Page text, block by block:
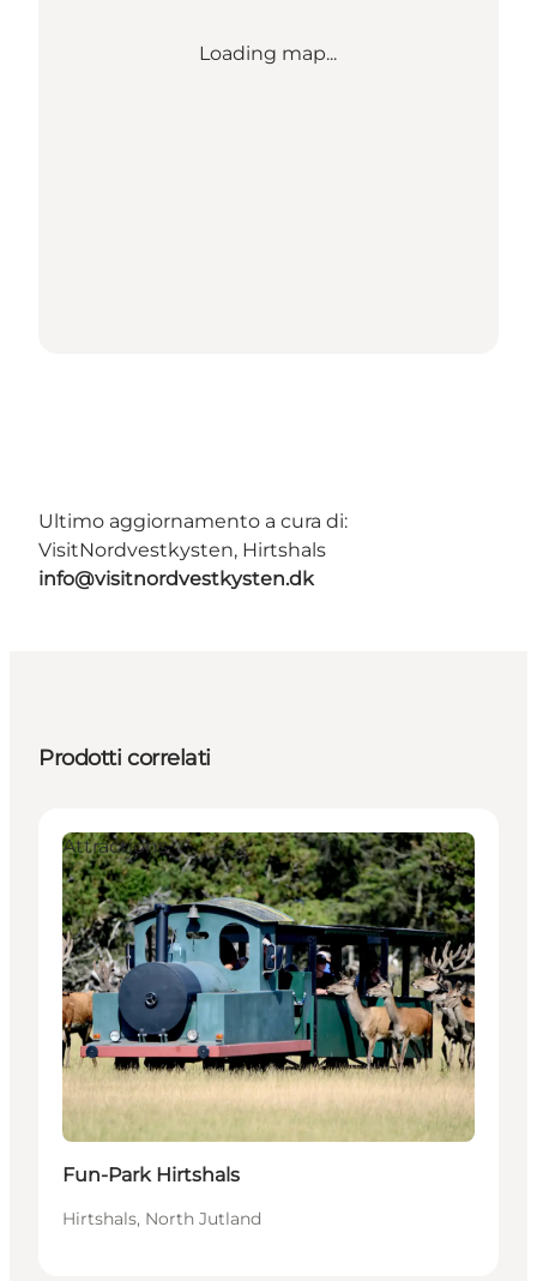
Loading map...
Ultimo aggiornamento a cura di:
VisitNordvestkysten, Hirtshals
info@visitnordvestkysten.dk
Prodotti correlati
Attractions
Fun-Park Hirtshals
Hirtshals, North Jutland